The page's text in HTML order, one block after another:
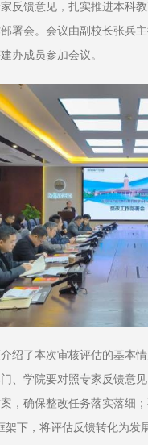
反馈意见，扎实推进本科
署会。会议由副校长张兵
办成员参加会议。
绍了本次审核评估的基本
、学院要对照专家反馈意
，确保整改任务落实落细
架下，将评估反馈转化为发